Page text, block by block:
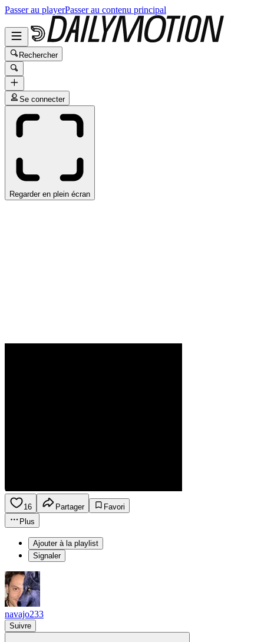
Passer au playerPasser au contenu principal
Rechercher
Se connecter
Regarder en plein écran
16 Partager
Favori
Plus
Ajouter à la playlist
Signaler
navajo233
Suivre